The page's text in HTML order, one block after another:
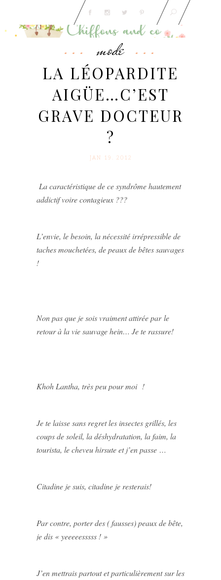
mode
LA LÉOPARDITE
AIGÜE…C’EST
GRAVE DOCTEUR
?
JAN 19. 2012
La caractéristique de ce syndrôme hautement
addictif voire contagieux ???
L’envie, le besoin, la nécessité irrépressible de
taches mouchetées, de peaux de bêtes sauvages
!
Non pas que je sois vraiment attirée par le
retour à la vie sauvage hein… Je te rassure!
Khoh Lantha, très peu pour moi !
Je te laisse sans regret les insectes grillés, les
coups de soleil, la déshydratation, la faim, la
tourista, le cheveu hirsute et j’en passe …
Citadine je suis, citadine je resterais!
Par contre, porter des ( fausses) peaux de bête,
je dis « yeeeeesssss ! »
J’en mettrais partout et particulièrement sur les